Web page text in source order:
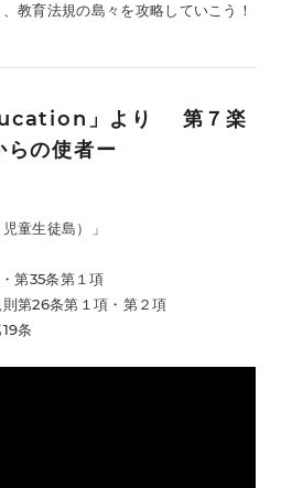
教育法規の島々を攻略していこう！
」より 第７楽
の使者ー
童生徒島）」
第35条第１項
条第１項・第２項
条